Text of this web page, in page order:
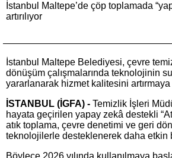
İstanbul Maltepe’de çöp toplamada
artırılıyor
İstanbul Maltepe Belediyesi, çevre
dönüşüm çalışmalarında teknolojinin
yararlanarak hizmet kalitesini
İSTANBUL (İGFA) - Temizlik İşleri
hayata geçirilen yapay zekâ destekli
atık toplama, çevre denetimi ve geri
teknolojilerle desteklenerek daha etkin
Böylece 2026 yılında kullanılmaya